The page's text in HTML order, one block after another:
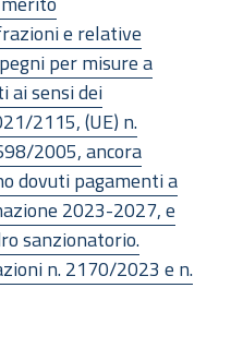
e relative
per misure a
ai sensi dei
2115, (UE) n.
2005, ancora
dovuti pagamenti a
2023-2027, e
sanzionatorio.
n. 2170/2023 e n.